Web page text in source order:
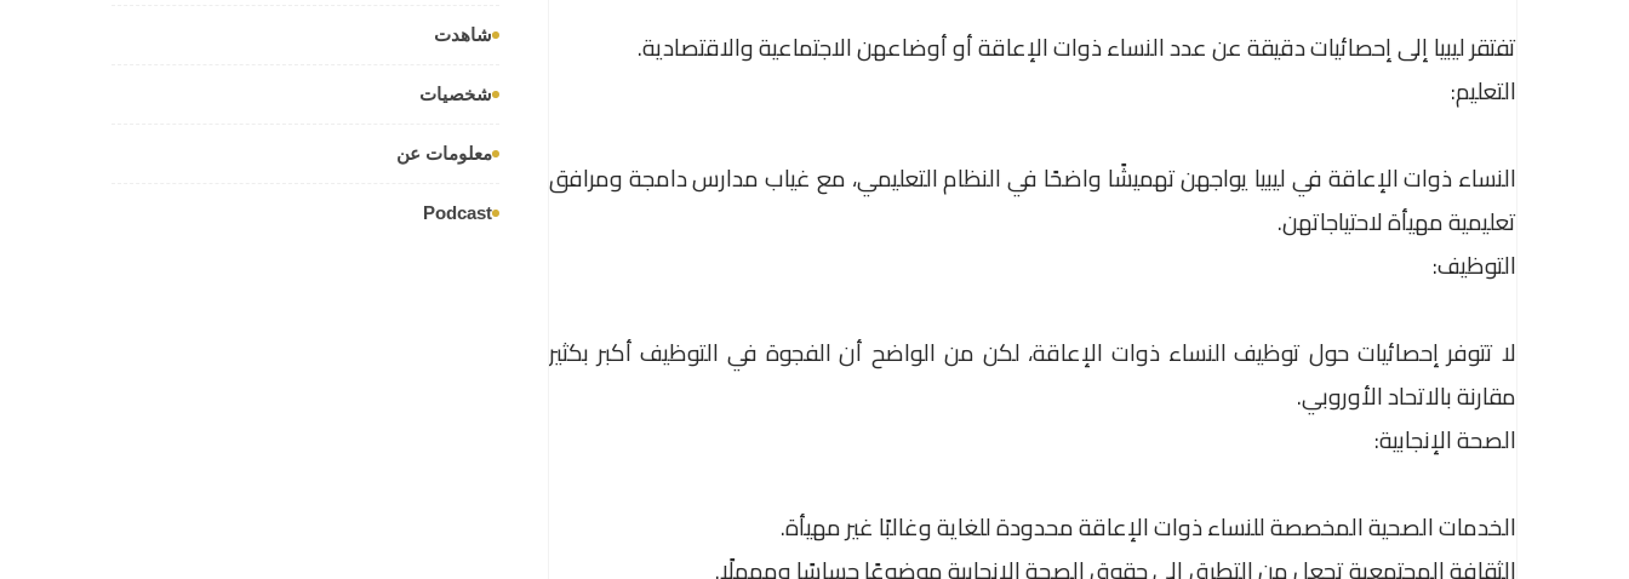
تفتقر ليبيا إلى إحصائيات دقيقة عن عدد النساء ذوات الإعاقة أو أوضاعهن الاجتماعية والاقتصادية.
التعليم:
النساء ذوات الإعاقة في ليبيا يواجهن تهميشًا واضحًا في النظام التعليمي، مع غياب مدارس دامجة ومرافق
تعليمية مهيأة لاحتياجاتهن.
التوظيف:
لا تتوفر إحصائيات حول توظيف النساء ذوات الإعاقة، لكن من الواضح أن الفجوة في التوظيف أكبر بكثير
مقارنة بالاتحاد الأوروبي.
الصحة الإنجابية:
الخدمات الصحية المخصصة للنساء ذوات الإعاقة محدودة للغاية وغالبًا غير مهيأة.
الثقافة المجتمعية تجعل من التطرق إلى حقوق الصحة الإنجابية موضوعًا حساسًا ومهملًا.
شاهدت
شخصيات
معلومات عن
Podcast